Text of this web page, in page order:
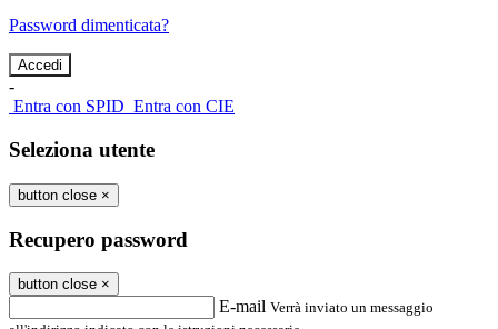
Password dimenticata?
-
Entra con SPID Entra con CIE
Seleziona utente
button close ×
Recupero password
button close ×
E-mail Verrà inviato un messaggio